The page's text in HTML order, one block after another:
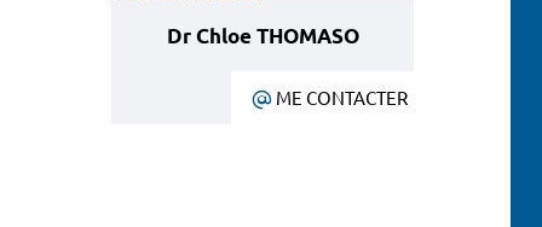
Dr Chloe THOMASO
ME CONTACTER